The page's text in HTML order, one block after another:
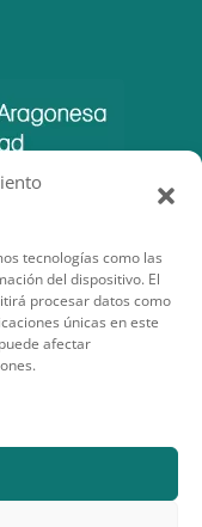
tecnologías como las
del dispositivo. El
procesar datos como
únicas en este
afectar